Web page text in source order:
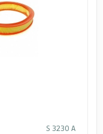
S 3230 A